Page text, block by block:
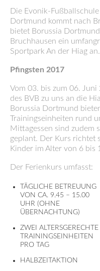
Die Evonik-
Dortmund kommt nach
bietet Borussia
Bruchhausen ein
Sportpark An der Hiag an.
Pfingsten 2017
Vom 03. bis zum 06.
des BVB zu uns an die
Borussia Dortmund
Trainingseinheiten rund
Mittagessen sind zudem
geplant. Der Kurs richtet
Kinder im Alter von 6 bis
Der Ferienkurs umfasst:
TÄGLICHE BETREUUNG
VON CA. 9.45 – 15.00
UHR (OHNE
ÜBERNACHTUNG)
ZWEI ALTERSGERECHTE
TRAININGSEINHEITEN
PRO TAG
HALBZEITAKTION